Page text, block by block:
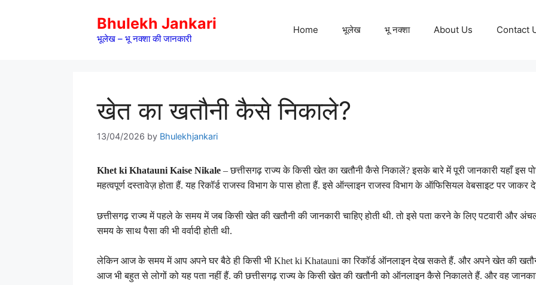
Bhulekh Jankari
भूलेख – भू नक्शा की जानकारी
Home भूलेख भू नक्शा About Us Contact
खेत का खतौनी कैसे निकाले?
13/04/2026 by Bhulekhjankari
Khet ki Khatauni Kaise Nikale – छत्तीसगढ़ राज्य के किसी खेत का खतौनी कैसे निकालें? इसके बारे में पूरी जानकारी यहाँ इस
महत्वपूर्ण दस्तावेज़ होता हैं. यह रिकॉर्ड राजस्व विभाग के पास होता हैं. इसे ऑन्लाइन राजस्व विभाग के ऑफिसियल वेबसाइट पर जाकर
छत्तीसगढ़ राज्य में पहले के समय में जब किसी खेत की खतौनी की जानकारी चाहिए होती थी. तो इसे पता करने के लिए पटवारी और
समय के साथ पैसा की भी वर्वादी होती थी.
लेकिन आज के समय में आप अपने घर बैठे ही किसी भी Khet ki Khatauni का रिकॉर्ड ऑनलाइन देख सकते हैं. और अपने खेत की
आज भी बहुत से लोगों को यह पता नहीं हैं. की छत्तीसगढ़ राज्य के किसी खेत की खतौनी को ऑनलाइन कैसे निकालते हैं. और वह